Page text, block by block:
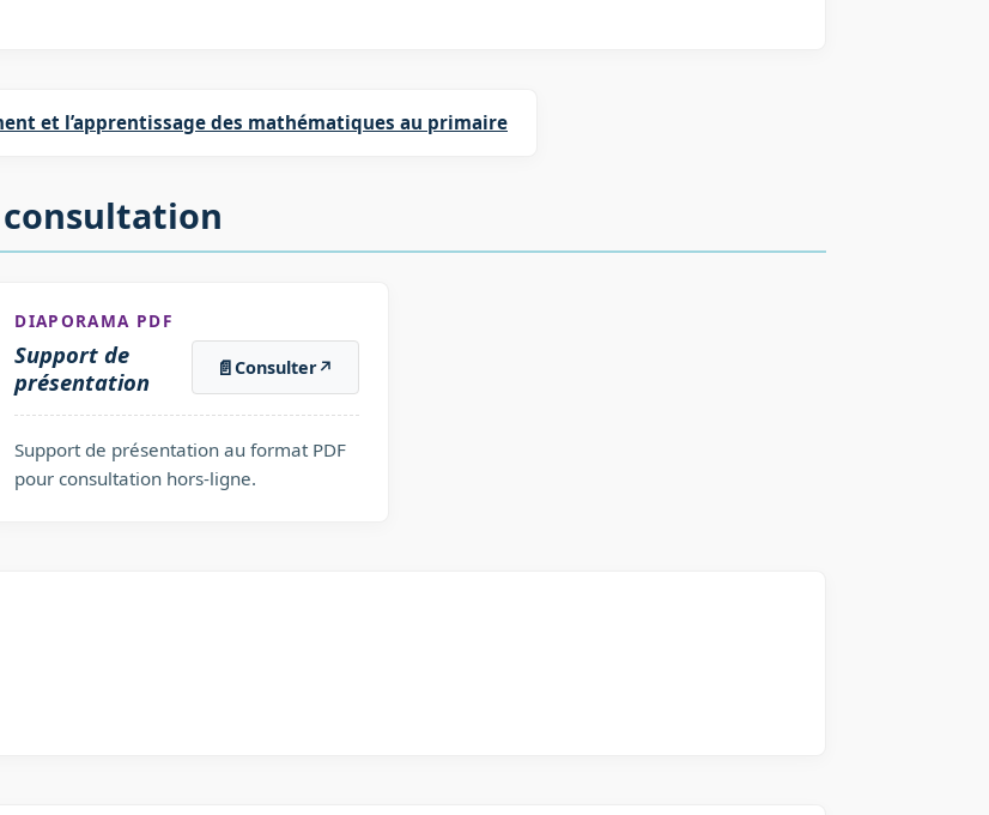
et l’apprentissage des mathématiques au primaire
consultation
DIAPORAMA PDF
Support de
présentation
📄Consulter↗
Support de présentation au format PDF
pour consultation hors-ligne.